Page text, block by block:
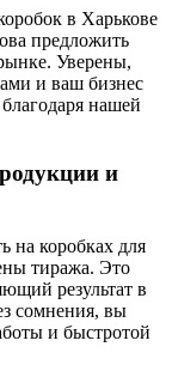
в Харькове
предложить
Уверены,
и ваш бизнес
нашей
и
на коробках для
тиража. Это
результат в
сомнения, вы
и быстротой